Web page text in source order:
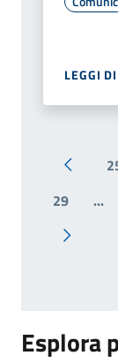
LEGGI
Pagina
29
...
Pagina
Esplora